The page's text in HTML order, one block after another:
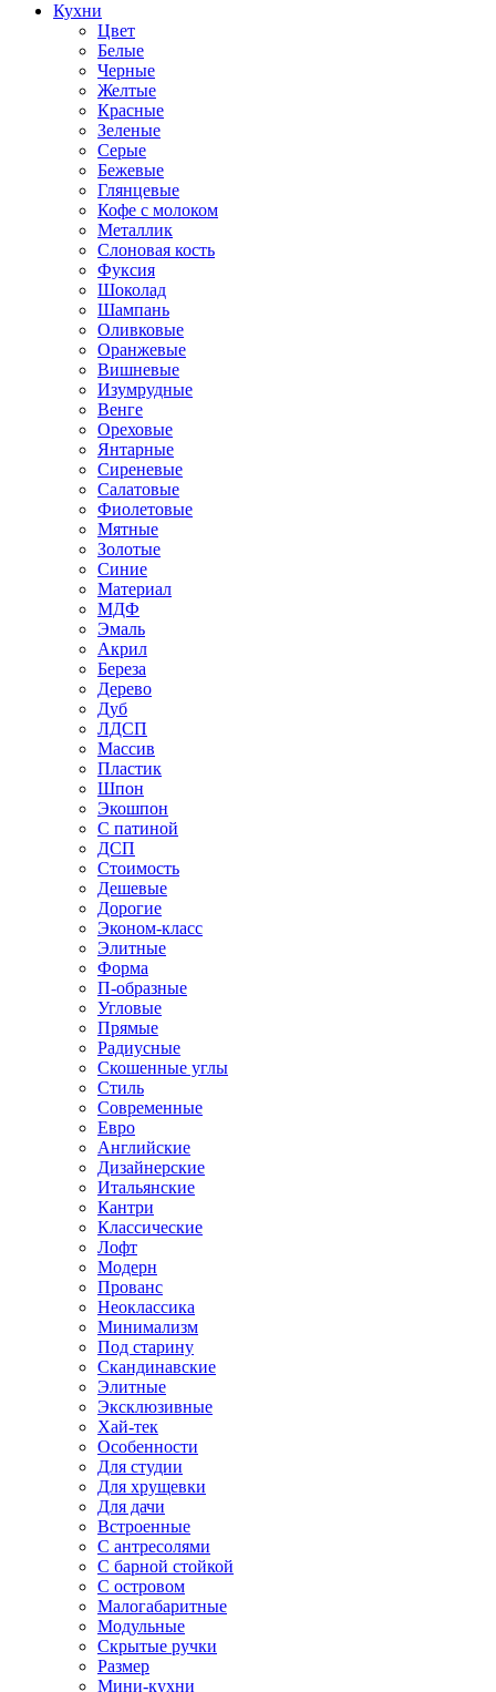
Кухни
Цвет
Белые
Черные
Желтые
Красные
Зеленые
Серые
Бежевые
Глянцевые
Кофе с молоком
Металлик
Слоновая кость
Фуксия
Шоколад
Шампань
Оливковые
Оранжевые
Вишневые
Изумрудные
Венге
Ореховые
Янтарные
Сиреневые
Салатовые
Фиолетовые
Мятные
Золотые
Синие
Материал
МДФ
Эмаль
Акрил
Береза
Дерево
Дуб
ЛДСП
Массив
Пластик
Шпон
Экошпон
С патиной
ДСП
Стоимость
Дешевые
Дорогие
Эконом-класс
Элитные
Форма
П-образные
Угловые
Прямые
Радиусные
Скошенные углы
Стиль
Современные
Евро
Английские
Дизайнерские
Итальянские
Кантри
Классические
Лофт
Модерн
Прованс
Неоклассика
Минимализм
Под старину
Скандинавские
Элитные
Эксклюзивные
Хай-тек
Особенности
Для студии
Для хрущевки
Для дачи
Встроенные
С антресолями
С барной стойкой
С островом
Малогабаритные
Модульные
Скрытые ручки
Размер
Мини-кухни